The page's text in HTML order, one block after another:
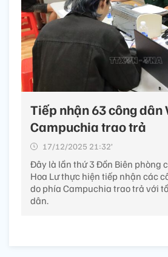
Tiếp nhận 63 công dân
Campuchia trao trả
17/12/2025 21:32’
Đây là lần thứ 3 Đồn Biên phòng
Hoa Lư thực hiện tiếp nhận các
do phía Campuchia trao trả với
dân.